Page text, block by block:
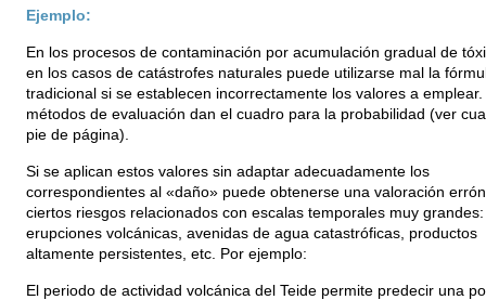
Ejemplo:
En los procesos de contaminación por acumulación gradual de
en los casos de catástrofes naturales puede utilizarse mal la
tradicional si se establecen incorrectamente los valores a emplear.
métodos de evaluación dan el cuadro para la probabilidad (ver
pie de página).
Si se aplican estos valores sin adaptar adecuadamente los
correspondientes al «daño» puede obtenerse una valoración
ciertos riesgos relacionados con escalas temporales muy grandes:
erupciones volcánicas, avenidas de agua catastróficas, productos
altamente persistentes, etc. Por ejemplo:
El periodo de actividad volcánica del Teide permite predecir una